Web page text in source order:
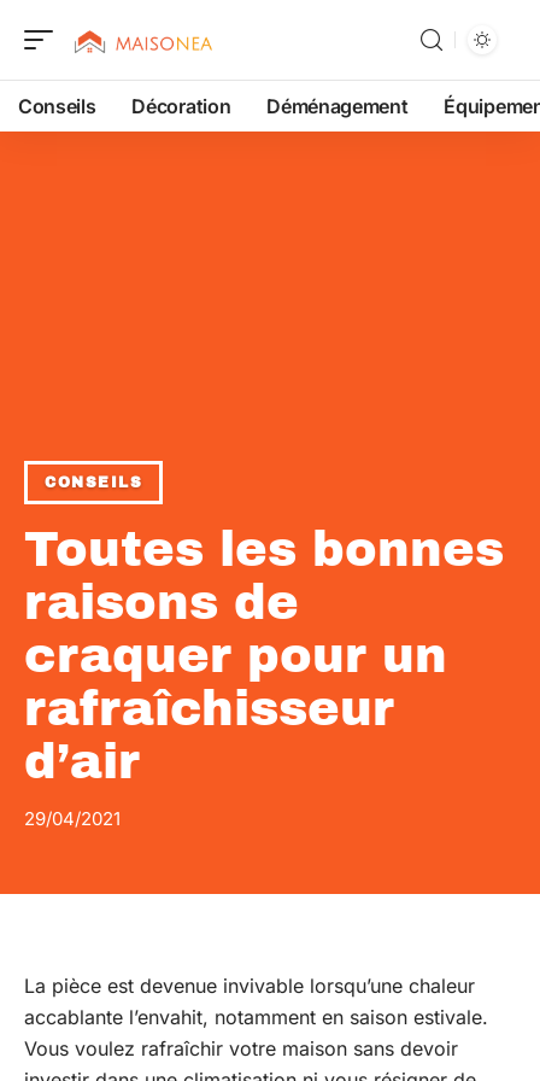
Conseils Décoration Déménagement
CONSEILS
Toutes les bonnes
raisons de
craquer pour un
rafraîchisseur
d’air
29/04/2021
La pièce est devenue invivable lorsqu’une chaleur
accablante l’envahit, notamment en saison estivale.
Vous voulez rafraîchir votre maison sans devoir